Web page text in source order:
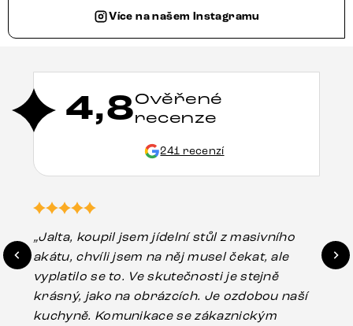
Více na našem Instagramu
4,8Ověřené
recenze
241 recenzí
„Jalta, koupil jsem jídelní stůl z masivního
akátu, chvíli jsem na něj musel čekat, ale
vyplatilo se to. Ve skutečnosti je stejně
krásný, jako na obrázcích. Je ozdobou naší
kuchyně. Komunikace se zákaznickým